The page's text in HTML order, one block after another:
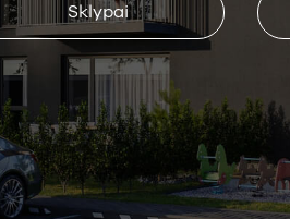
Sklypai